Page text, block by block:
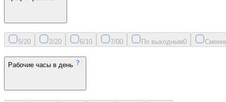
5/20 2/20 6/10 7/00 По выходным0
Рабочие часы в день